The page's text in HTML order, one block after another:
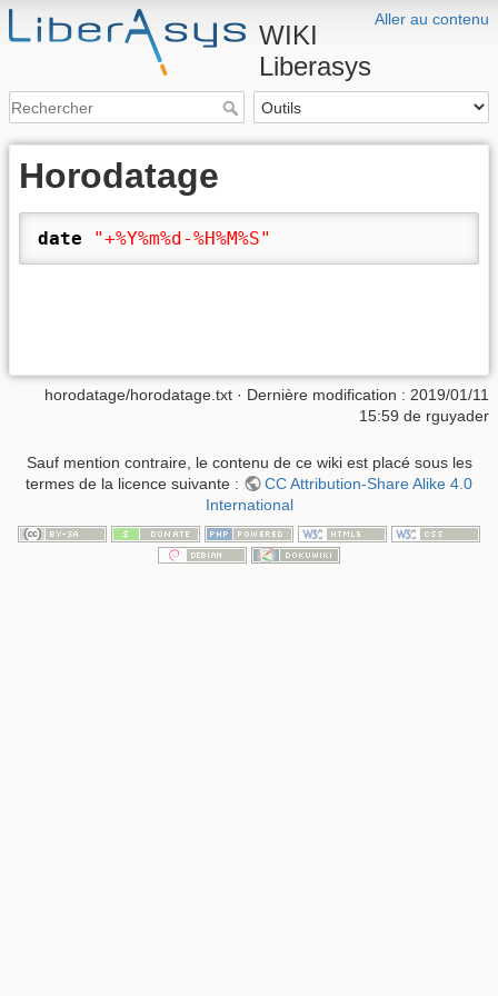
Aller au contenu
WIKI
Liberasys
Horodatage
date "+%Y%m%d-%H%M%S"
horodatage/horodatage.txt · Dernière modification : 2019/01/11
15:59 de rguyader
Sauf mention contraire, le contenu de ce wiki est placé sous les
termes de la licence suivante :
CC Attribution-Share Alike 4.0
International